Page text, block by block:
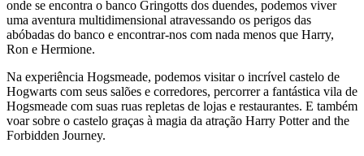
onde se encontra o banco Gringotts dos duendes, podemos viver
uma aventura multidimensional atravessando os perigos das
abóbadas do banco e encontrar-nos com nada menos que Harry,
Ron e Hermione.
Na experiência Hogsmeade, podemos visitar o incrível castelo de
Hogwarts com seus salões e corredores, percorrer a fantástica vila de
Hogsmeade com suas ruas repletas de lojas e restaurantes. E também
voar sobre o castelo graças à magia da atração Harry Potter and the
Forbidden Journey.